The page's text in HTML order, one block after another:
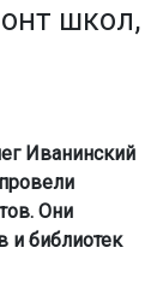
школ,
Иванинский
Они
и библиотек